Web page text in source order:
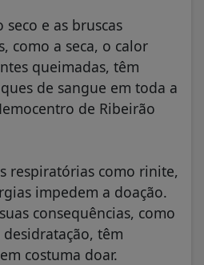
e as bruscas
como a seca, o calor
queimadas, têm
de sangue em toda a
de Ribeirão
respiratórias como rinite,
impedem a doação.
consequências, como
têm
costuma doar.